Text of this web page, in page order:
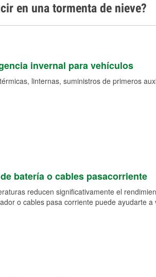
en una tormenta de nieve?
invernal para vehículos
linternas, suministros de primeros
batería o cables pasacorriente
reducen significativamente el
o cables pasa corriente puede ayudarte